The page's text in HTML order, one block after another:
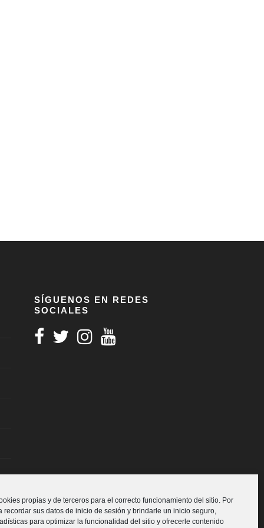
propias y de terceros para el correcto funcionamiento del sitio. Por
recordar sus datos de inicio de sesión y brindarle un inicio seguro,
para optimizar la funcionalidad del sitio y ofrecerle contenido
SÍGUENOS EN REDES
SOCIALES